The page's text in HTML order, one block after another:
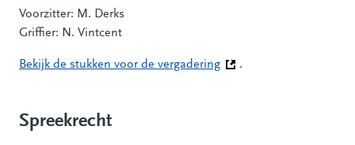
Voorzitter: M. Derks
Griffier: N. Vintcent
Bekijk de stukken voor de vergadering (Deze link gaat naar
.
Spreekrecht